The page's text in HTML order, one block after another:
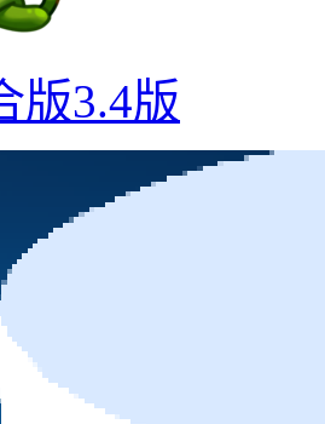
版3.4版